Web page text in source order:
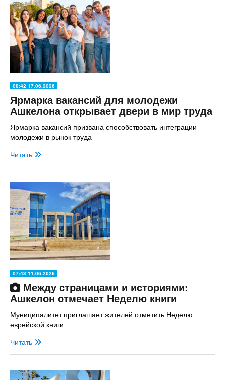
08:42 17.06.2026
Ярмарка вакансий для молодежи
Ашкелона открывает двери в мир труда
Ярмарка вакансий призвана способствовать интеграции
молодежи в рынок труда
Читать
07:43 11.06.2026
Между страницами и историями:
Ашкелон отмечает Неделю книги
Муниципалитет приглашает жителей отметить Неделю
еврейской книги
Читать